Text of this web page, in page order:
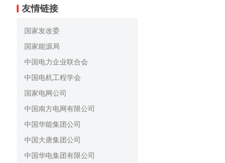
友情链接
国家发改委
国家能源局
中国电力企业联合会
中国电机工程学会
国家电网公司
中国南方电网有限公司
中国华能集团公司
中国大唐集团公司
中国华电集团有限公司